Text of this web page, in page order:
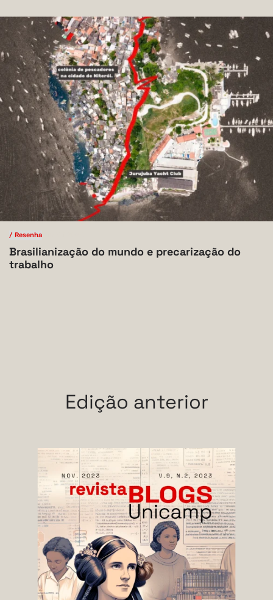
/ Resenha
Brasilianização do mundo e precarização do
trabalho
Edição anterior